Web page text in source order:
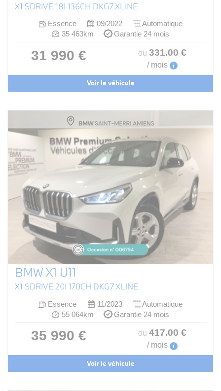
X1 SDRIVE 18I 136CH DKG7 XLINE
Essence 09/2022
Automatique
35 463km
Garantie 24 mois
31 990 € ou 331.00 €
/ mois i
Voir le véhicule
BMW X1 U11
X1 SDRIVE 20I 170CH DKG7 XLINE
Essence 11/2023
Automatique
55 064km
Garantie 24 mois
35 990 € ou 417.00 €
/ mois i
Voir le véhicule